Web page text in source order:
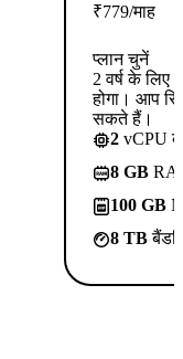
₹779/माह
प्लान चुनें
2 वर्ष के लिए
होगा। आप
सकते हैं।
2 vCPU
8 GB
100 GB
8 TB